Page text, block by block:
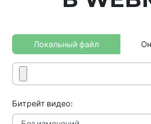
Локальный файл
Битрейт видео: